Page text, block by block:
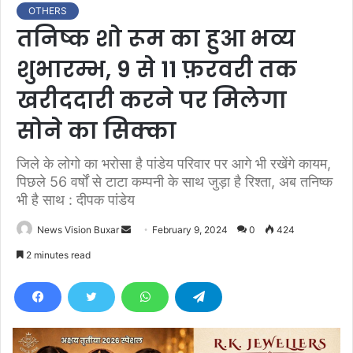
OTHERS
तनिष्क शो रूम का हुआ भव्य
शुभारम्भ, 9 से 11 फ़रवरी तक
खरीददारी करने पर मिलेगा
सोने का सिक्का
जिले के लोगो का भरोसा है पांडेय परिवार पर आगे भी रखेंगे कायम,
पिछले 56 वर्षों से टाटा कम्पनी के साथ जुड़ा है रिश्ता, अब तनिष्क
भी है साथ : दीपक पांडेय
News Vision Buxar
d
e
February 9, 2024 0 424
2 minutes read